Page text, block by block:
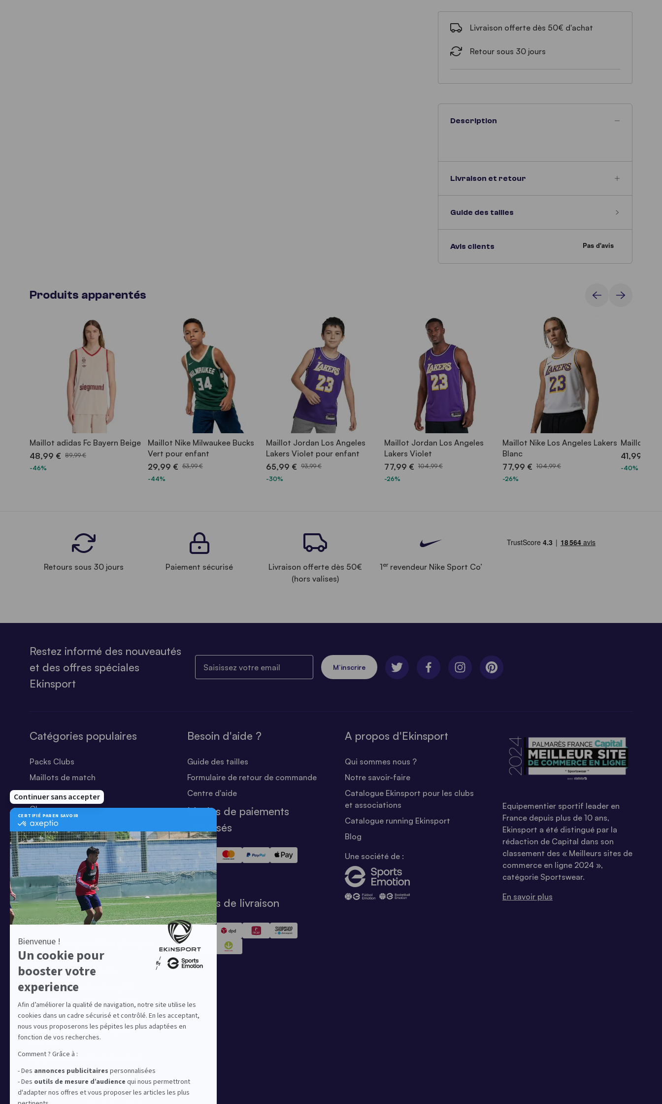
Livraison offerte dès 50€ d'achat
Retour sous 30 jours
Description
Livraison et retour
Guide des tailles
Avis clients
Produits apparentés
Maillot adidas Fc Bayern Beige
48,99 € 89,99 €
-46%
Maillot Nike Milwaukee Bucks
Vert pour enfant
29,99 € 53,99 €
-44%
Maillot Jordan Los Angeles
Lakers Violet pour enfant
65,99 € 93,99 €
-30%
Maillot Jordan Los Angeles
Lakers Violet
77,99 € 104,99 €
-26%
Maillot Nike Los Angeles Lakers
Blanc
77,99 € 104,99 €
-26%
Maillot
41,99 €
-40%
Retours sous 30 jours Paiement sécurisé
Livraison offerte dès 50€
(hors valises)
1errevendeur Nike Sport Co’
Restez informé des nouveautés
et des offres spéciales
Ekinsport
M’inscrire
Catégories populaires
Packs Clubs
Maillots de match
Equipements Clubs
Chaussures
Shorts
Football
Chaussettes
T-shirts
Tenues de match
Offres clubs
Ensembles sport & lifestyle à prix
réduit
Collection Nike Park 26
Collection Nike Academy 25
Nike Kitbuilder | Tenues 100%
personnalisées pour les clubs
Notre offre dédiée au sport
amateur
Equipez votre club de football
Equipez votre club de basket
Equipez votre club de running
Besoin d'aide ?
Guide des tailles
Formulaire de retour de commande
Centre d'aide
Modes de paiements
sécurisés
Modes de livraison
A propos d'Ekinsport
Qui sommes nous ?
Notre savoir-faire
Catalogue Ekinsport pour les clubs
et associations
Catalogue running Ekinsport
Blog
Une société de :
Equipementier sportif leader en
France depuis plus de 10 ans,
Ekinsport a été distingué par la
rédaction de Capital dans son
classement des « Meilleurs sites de
commerce en ligne 2024 »,
catégorie Sportswear.
En savoir plus